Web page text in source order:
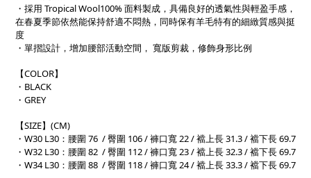
・採用 Tropical Wool100% 面料製成，具備良好的透氣性與輕盈手感，
在春夏季節依然能保持舒適不悶熱，同時保有羊毛特有的細緻質感與挺
度
・單摺設計，增加腰部活動空間， 寬版剪裁，修飾身形比例
【COLOR】
・BLACK
・GREY
【SIZE】(CM)
・W30 L30：腰圍 76 / 臀圍 106 / 褲口寬 22 / 襠上長 31.3 / 襠下長 69.7
・W32 L30：腰圍 82 / 臀圍 112 / 褲口寬 23 / 襠上長 32.3 / 襠下長 69.7
・W34 L30：腰圍 88 / 臀圍 118 / 褲口寬 24 / 襠上長 33.3 / 襠下長 69.7